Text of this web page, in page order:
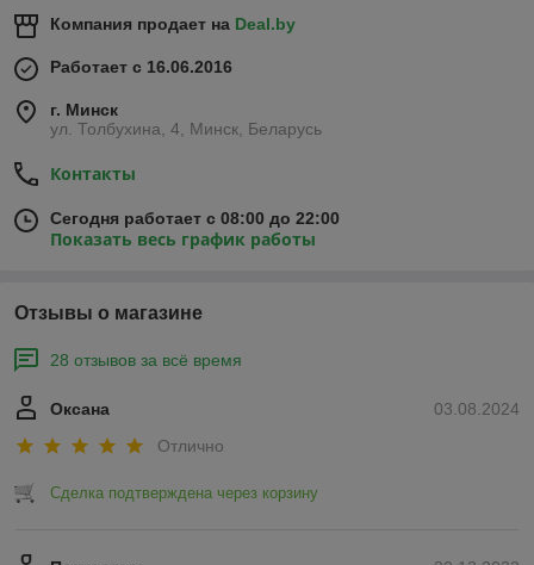
Компания продает на Deal.by
Работает с 16.06.2016
г. Минск
ул. Толбухина, 4, Минск, Беларусь
Контакты
Сегодня работает с 08:00 до 22:00
Показать весь график работы
Отзывы о магазине
28 отзывов за всё время
03.08.2024
Оксана
Отлично
Сделка подтверждена через корзину